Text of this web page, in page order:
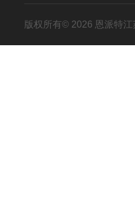
版权所有© 2026 恩派特